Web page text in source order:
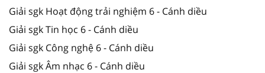
Giải sgk Hoạt động trải nghiệm 6 - Cánh diều
Giải sgk Tin học 6 - Cánh diều
Giải sgk Công nghệ 6 - Cánh diều
Giải sgk Âm nhạc 6 - Cánh diều